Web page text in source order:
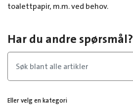
toalettpapir, m.m. ved behov.
Har du andre spørsmål?
Eller velg en kategori